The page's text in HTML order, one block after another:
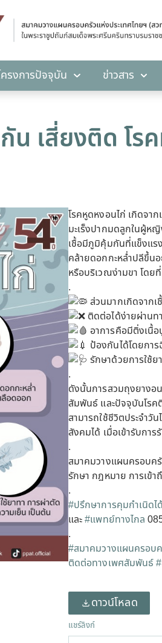
ครงการปัจจุบัน ข่าวสาร
โครงการปัจจุบัน
น เสี่ยงติด โร
โรคหูดหงอนไก่ เกิดจา
มะเร็งปากมดลูกในผู้ห
เชื้อมีภูมิคุ้มกันที่แข็งแร
คล้ายดอกกะหล่ำปลีขึ้น
หรือบริเวณง่ามขา โดย
.
ส่วนมากเกิดจากเ
ติดต่อได้ง่ายผ่านท
อาการคือมีติ่งเนื้
ป้องกันได้โดยกา
รักษาด้วยการใช้
.
ดังนั้นการสวมถุงยางอ
สัมพันธ์ และปัจจุบันโรค
สามารถใช้ชีวิตประจำ
สังคมได้ เมื่อเข้ารับกา
.
สมาคมวางแผนครอบค
รักษา กฎหมาย การเข้า
.
#ปรึกษาการคุมกำเนิด
และ#แพทย์ทางไกล
.
#สมาคมวางแผนครอบ
ติดต่อทางเพศสัมพันธ์
ดาวน์โหลด
แชร์ลิงก์